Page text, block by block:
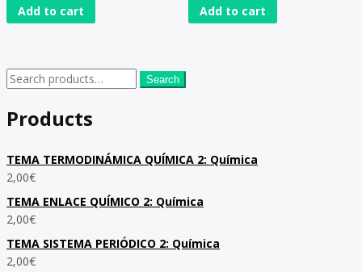
Add to cart Add to cart
Search
Products
TEMA TERMODINÁMICA QUÍMICA 2: Química
2,00€
TEMA ENLACE QUÍMICO 2: Química
2,00€
TEMA SISTEMA PERIÓDICO 2: Química
2,00€